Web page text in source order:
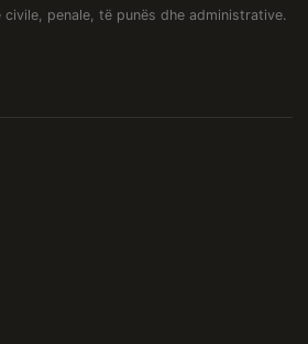
penale, të punës dhe administrative.